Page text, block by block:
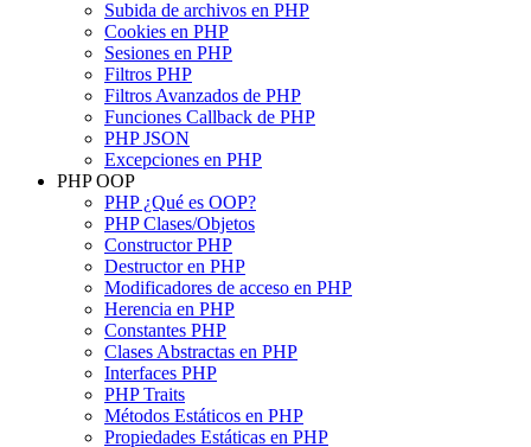
Subida de archivos en PHP
Cookies en PHP
Sesiones en PHP
Filtros PHP
Filtros Avanzados de PHP
Funciones Callback de PHP
PHP JSON
Excepciones en PHP
PHP OOP
PHP ¿Qué es OOP?
PHP Clases/Objetos
Constructor PHP
Destructor en PHP
Modificadores de acceso en PHP
Herencia en PHP
Constantes PHP
Clases Abstractas en PHP
Interfaces PHP
PHP Traits
Métodos Estáticos en PHP
Propiedades Estáticas en PHP